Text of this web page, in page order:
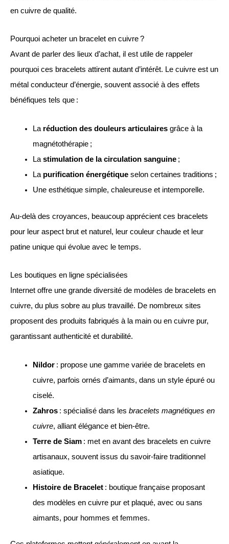
en cuivre de qualité.
Pourquoi acheter un bracelet en cuivre ?
Avant de parler des lieux d’achat, il est utile de rappeler
pourquoi ces bracelets attirent autant d’intérêt. Le cuivre est un
métal conducteur d’énergie, souvent associé à des effets
bénéfiques tels que :
La réduction des douleurs articulairesgrâce à la
magnétothérapie ;
La stimulation de la circulation sanguine;
La purification énergétiqueselon certaines traditions ;
Une esthétique simple, chaleureuse et intemporelle.
Au-delà des croyances, beaucoup apprécient ces bracelets
pour leur aspect brut et naturel, leur couleur chaude et leur
patine unique qui évolue avec le temps.
Les boutiques en ligne spécialisées
Internet offre une grande diversité de modèles de bracelets en
cuivre, du plus sobre au plus travaillé. De nombreux sites
proposent des produits fabriqués à la main ou en cuivre pur,
garantissant authenticité et durabilité.
Nildor: propose une gamme variée de bracelets en
cuivre, parfois ornés d’aimants, dans un style épuré ou
ciselé.
Zahros: spécialisé dans les bracelets magnétiques en
cuivre, alliant élégance et bien-être.
Terre de Siam: met en avant des bracelets en cuivre
artisanaux, souvent issus du savoir-faire traditionnel
asiatique.
Histoire de Bracelet: boutique française proposant
des modèles en cuivre pur et plaqué, avec ou sans
aimants, pour hommes et femmes.